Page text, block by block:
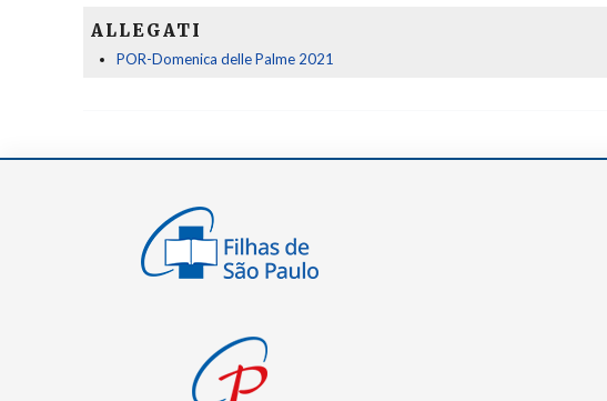
ALLEGATI
POR-Domenica delle Palme 2021